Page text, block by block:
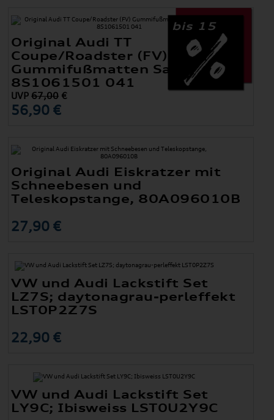
bis 15
Original Audi TT
Coupe/Roadster (FV)
Gummifußmatten Satz Vorne
8S1061501 041
UVP67,00 €
56,90 €
Original Audi Eiskratzer mit
Schneebesen und
Teleskopstange, 80A096010B
27,90 €
VW und Audi Lackstift Set
LZ7S; daytonagrau-perleffekt
LST0P2Z7S
22,90 €
VW und Audi Lackstift Set
LY9C; Ibisweiss LST0U2Y9C